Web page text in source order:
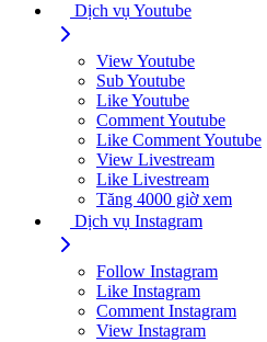
Dịch vụ Youtube
View Youtube
Sub Youtube
Like Youtube
Comment Youtube
Like Comment Youtube
View Livestream
Like Livestream
Tăng 4000 giờ xem
Dịch vụ Instagram
Follow Instagram
Like Instagram
Comment Instagram
View Instagram